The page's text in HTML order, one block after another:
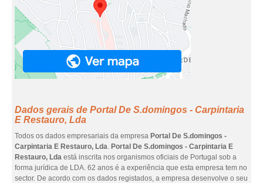
Dados gerais de Portal De S.domingos - Carpintaria
E Restauro, Lda
Todos os dados empresariais da empresa Portal De S.domingos -
Carpintaria E Restauro, Lda. Portal De S.domingos - Carpintaria E
Restauro, Lda está inscrita nos organismos oficiais de Portugal sob a
forma jurídica de LDA. 62 anos é a experiência que esta empresa tem no
sector. De acordo com os dados registados, a empresa desenvolve o seu